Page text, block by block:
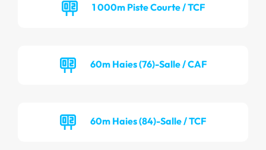
1 000m Piste Courte / TCF
60m Haies (76)-Salle / CAF
60m Haies (84)-Salle / TCF